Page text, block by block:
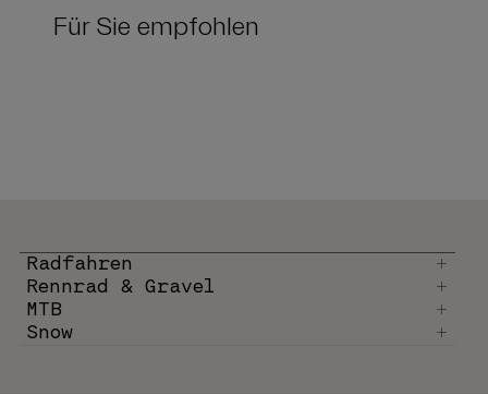
Für Sie empfohlen
Radfahren
Rennrad & Gravel
MTB
Snow